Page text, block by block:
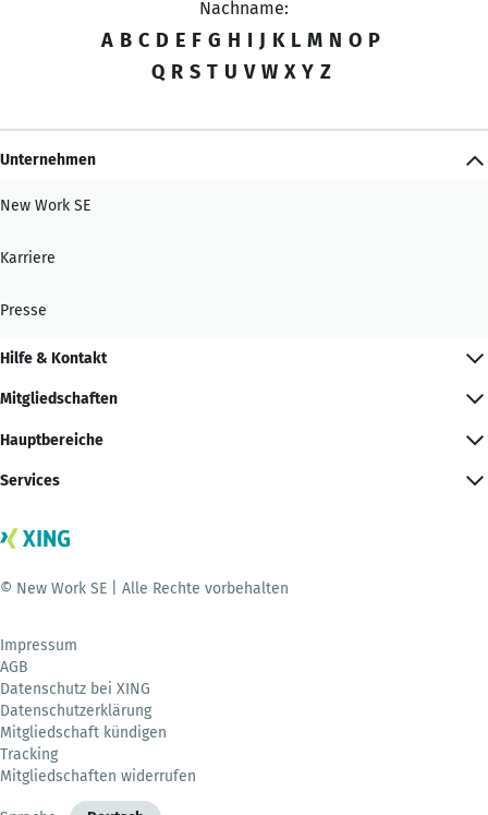
Nachname:
A B C D E F G H I J K L M N O P
Q R S T U V W X Y Z
Unternehmen
New Work SE
Karriere
Presse
Hilfe & Kontakt
Mitgliedschaften
Hauptbereiche
Services
© New Work SE | Alle Rechte vorbehalten
Impressum
AGB
Datenschutz bei XING
Datenschutzerklärung
Mitgliedschaft kündigen
Tracking
Mitgliedschaften widerrufen